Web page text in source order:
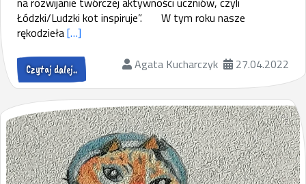
Łódzki/Ludzki kot inspiruje”. W tym roku nasze
rękodzieła[…]
Czytaj dalej.. Agata Kucharczyk 27.04.2022